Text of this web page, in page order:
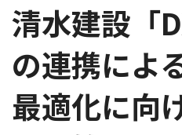
清水建設「
の連携によ
最適化に向